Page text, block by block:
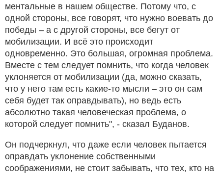
ментальные в нашем обществе. Потому что, с
одной стороны, все говорят, что нужно воевать до
победы – а с другой стороны, все бегут от
мобилизации. И всё это происходит
одновременно. Это большая, огромная проблема.
Вместе с тем следует помнить, что когда человек
уклоняется от мобилизации (да, можно сказать,
что у него там есть какие-то мысли – это он сам
себя будет так оправдывать), но ведь есть
абсолютно такая человеческая проблема, о
которой следует помнить", - сказал Буданов.
Он подчеркнул, что даже если человек пытается
оправдать уклонение собственными
соображениями, не стоит забывать, что тех, кто на